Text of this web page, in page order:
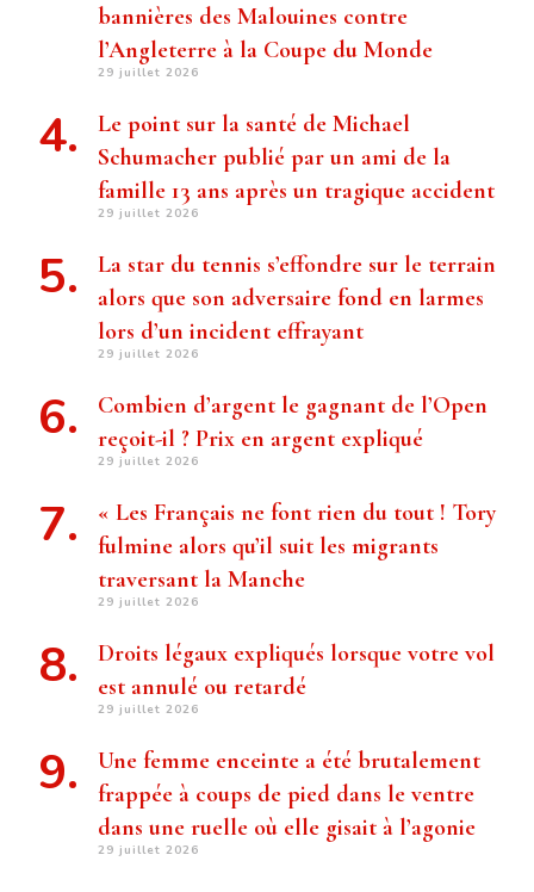
bannières des Malouines contre
l’Angleterre à la Coupe du Monde
29 juillet 2026
Le point sur la santé de Michael
Schumacher publié par un ami de la
famille 13 ans après un tragique accident
29 juillet 2026
La star du tennis s’effondre sur le terrain
alors que son adversaire fond en larmes
lors d’un incident effrayant
29 juillet 2026
Combien d’argent le gagnant de l’Open
reçoit-il ? Prix ​​en argent expliqué
29 juillet 2026
« Les Français ne font rien du tout ! Tory
fulmine alors qu’il suit les migrants
traversant la Manche
29 juillet 2026
Droits légaux expliqués lorsque votre vol
est annulé ou retardé
29 juillet 2026
Une femme enceinte a été brutalement
frappée à coups de pied dans le ventre
dans une ruelle où elle gisait à l’agonie
29 juillet 2026